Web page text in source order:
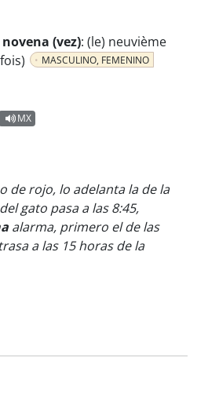
(vez): (le) neuvième
MASCULINO, FEMENINO
MX
de rojo, lo adelanta la de la
gato pasa a las 8:45,
alarma, primero el de las
a las 15 horas de la